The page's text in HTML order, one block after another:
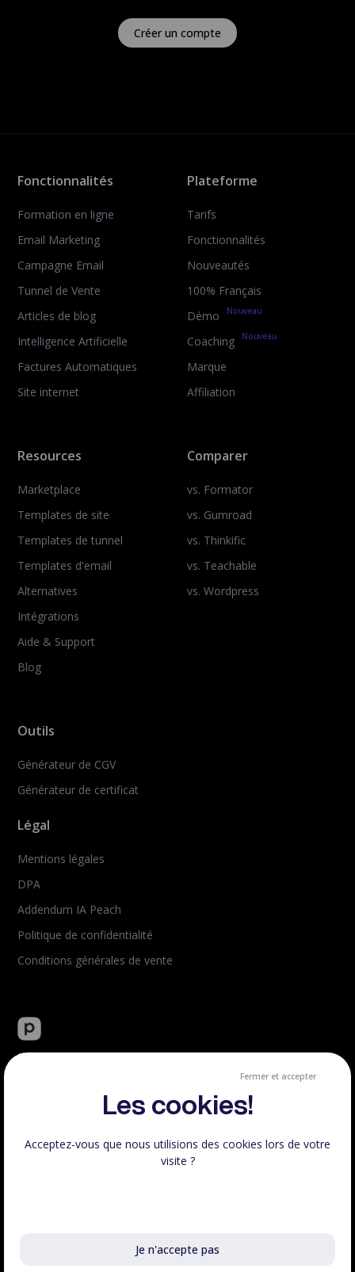
Fermer et accepter
Les cookies!
Acceptez-vous que nous utilisions des cookies lors de votre
visite ?
Je n'accepte pas
Créer un compte
Fonctionnalités
Formation en ligne
Email Marketing
Campagne Email
Tunnel de Vente
Articles de blog
Intelligence Artificielle
Factures Automatiques
Site internet
Plateforme
Tarifs
Fonctionnalités
Nouveautés
100% Français
Démo
Nouveau
Coaching Nouveau
Marque
Affiliation
Resources
Marketplace
Templates de site
Templates de tunnel
Templates d'email
Alternatives
Intégrations
Aide & Support
Blog
Comparer
vs. Formator
vs. Gumroad
vs. Thinkific
vs. Teachable
vs. Wordpress
Outils
Générateur de CGV
Générateur de certificat
Légal
Mentions légales
DPA
Addendum IA Peach
Politique de confidentialité
Conditions générales de vente
Peachie : plateforme tout-en-un de vente de formation en
Créé et hébergé en France.
©Peachie 2023 - 2026 | Fait avec ♥en France, tous droits